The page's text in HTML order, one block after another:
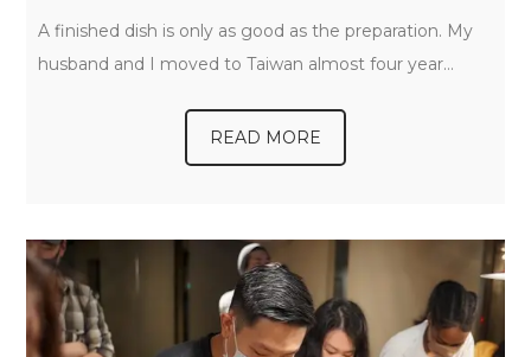
A finished dish is only as good as the preparation. My
husband and I moved to Taiwan almost four year…
READ MORE